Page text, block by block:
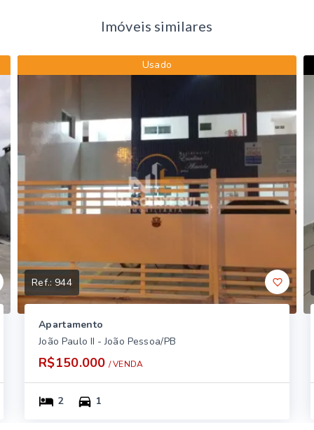
Imóveis similares
Usado
Ref.:944
Apartamento
João Paulo II - João Pessoa/PB
R$150.000 / VENDA
2 1